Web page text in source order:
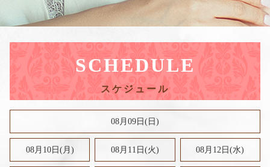
SCHEDULE
08月09日( 日 )
08月10日(月) 08月11日(火) 08月12日(水)